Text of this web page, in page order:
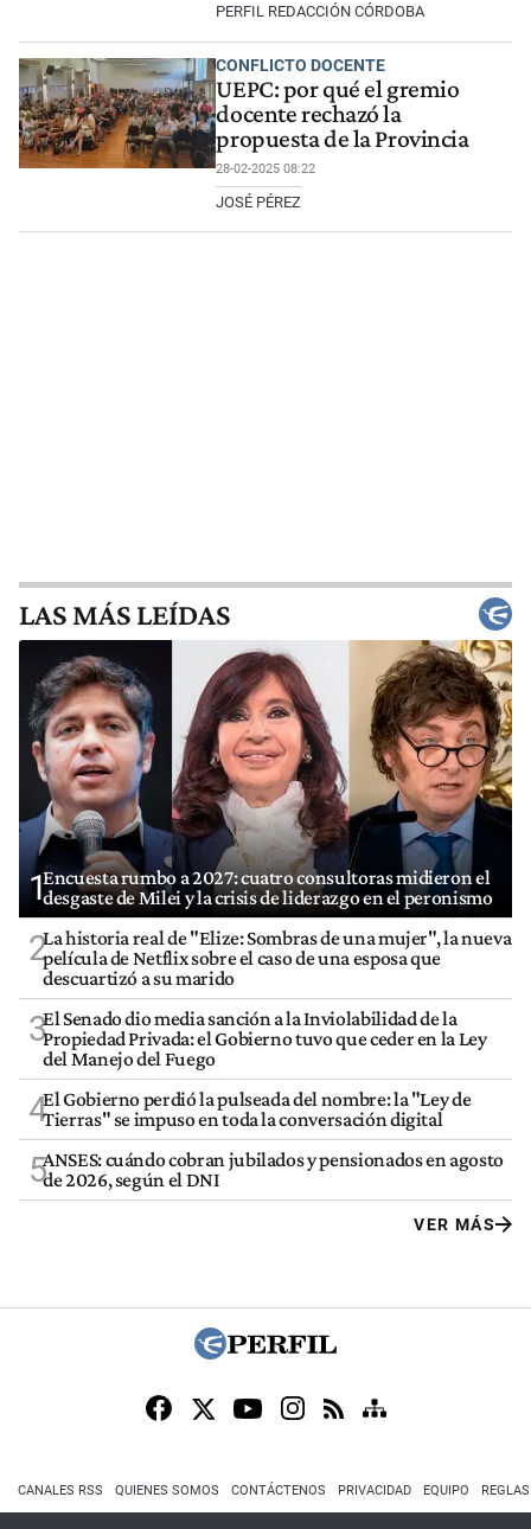
PERFIL REDACCIÓN CÓRDOBA
CONFLICTO DOCENTE
UEPC: por qué el gremio
docente rechazó la
propuesta de la Provincia
28-02-2025 08:22
JOSÉ PÉREZ
LAS MÁS LEÍDAS
1Encuesta rumbo a 2027: cuatro consultoras midieron el
desgaste de Milei y la crisis de liderazgo en el peronismo
2La historia real de "Elize: Sombras de una mujer", la nueva
película de Netflix sobre el caso de una esposa que
descuartizó a su marido
3El Senado dio media sanción a la Inviolabilidad de la
Propiedad Privada: el Gobierno tuvo que ceder en la Ley
del Manejo del Fuego
4El Gobierno perdió la pulseada del nombre: la "Ley de
Tierras" se impuso en toda la conversación digital
5ANSES: cuándo cobran jubilados y pensionados en agosto
de 2026, según el DNI
VER MÁS
CANALES RSS QUIENES SOMOS CONTÁCTENOS PRIVACIDAD EQUIPO